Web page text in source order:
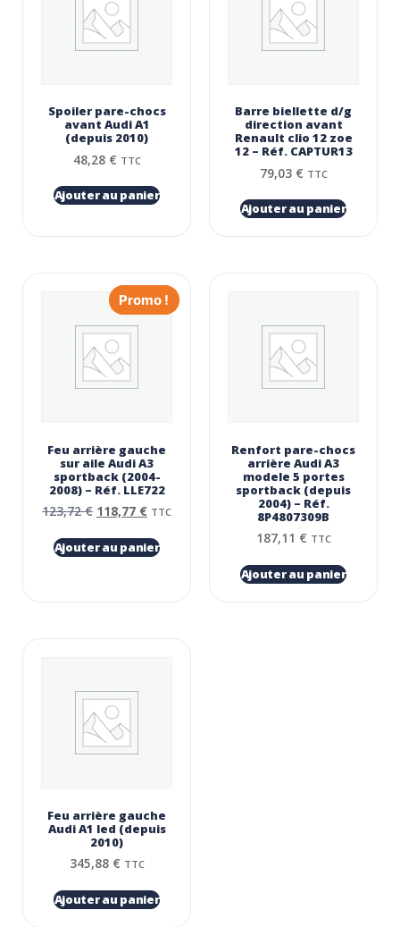
Spoiler pare-chocs
avant Audi A1
(depuis 2010)
48,28 € TTC
Ajouter au panier
Barre biellette d/g
direction avant
Renault clio 12 zoe
12 – Réf. CAPTUR13
79,03 € TTC
Ajouter au panier
Promo !
Feu arrière gauche
sur aile Audi A3
sportback (2004-
2008) – Réf. LLE722
123,72€ 118,77 € TTC
Ajouter au panier
Renfort pare-chocs
arrière Audi A3
modele 5 portes
sportback (depuis
2004) – Réf.
8P4807309B
187,11 € TTC
Ajouter au panier
Feu arrière gauche
Audi A1 led (depuis
2010)
345,88 € TTC
Ajouter au panier